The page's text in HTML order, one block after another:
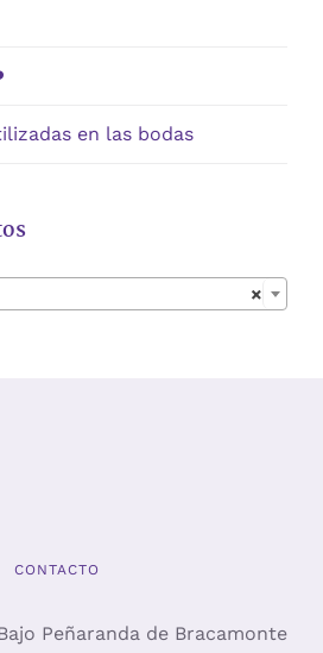
en las bodas
×
CONTACTO
Peñaranda de Bracamonte